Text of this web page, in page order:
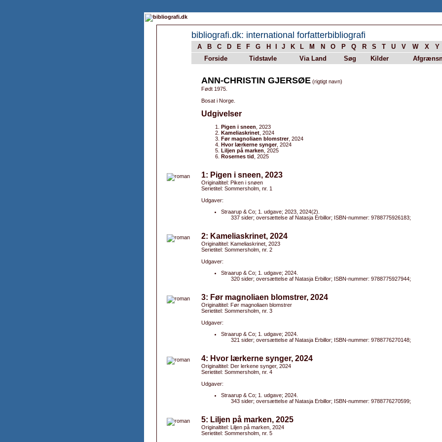
bibliografi.dk: international forfatterbibliografi
A B C D E F G H J K L M N O P Q R S T U V W X Y
Forside
Tidstavle Via Land Søg Kilder
ANN-CHRISTIN GJERSØE (rigtigt navn)
Født 1975.
Bosat i Norge.
Udgivelser
Pigen i sneen , 2023
Kameliaskrinet , 2024
Før magnoliaen blomstrer, 2024
Hvor lærkerne synger, 2024
Liljen på marken , 2025
Rosernes tid , 2025
1: Pigen i sneen, 2023
Originaltitel: Piken i snøen
Serietitel: Sommersholm, nr. 1
Udgaver:
Straarup & Co; 1. udgave; 2023, 2024(2).
337 sider; oversættelse af Natasja Erbillor; ISBN-nummer: 9788775926183;
2: Kameliaskrinet, 2024
Originaltitel: Kameliaskrinet, 2023
Serietitel: Sommersholm, nr. 2
Udgaver:
Straarup & Co; 1. udgave; 2024.
320 sider; oversættelse af Natasja Erbillor; ISBN-nummer: 9788775927944;
3: Før magnoliaen blomstrer, 2024
Originaltitel: Før magnoliaen blomstrer
Serietitel: Sommersholm, nr. 3
Udgaver:
Straarup & Co; 1. udgave; 2024.
321 sider; oversættelse af Natasja Erbillor; ISBN-nummer: 9788776270148;
4: Hvor lærkerne synger, 2024
Originaltitel: Der lerkene synger, 2024
Serietitel: Sommersholm, nr. 4
Udgaver:
Straarup & Co; 1. udgave; 2024.
343 sider; oversættelse af Natasja Erbillor; ISBN-nummer: 9788776270599;
5: Liljen på marken, 2025
Originaltitel: Liljen på marken, 2024
Serietitel: Sommersholm, nr. 5